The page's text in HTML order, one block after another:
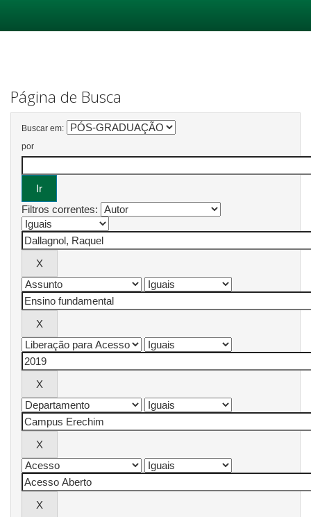
Página de Busca
Buscar em:
por
Filtros correntes: